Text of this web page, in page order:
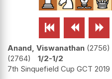
  
Anand, Viswanathan 2756
2764
1/2-1/2
7th Sinquefield Cup GCT 2019